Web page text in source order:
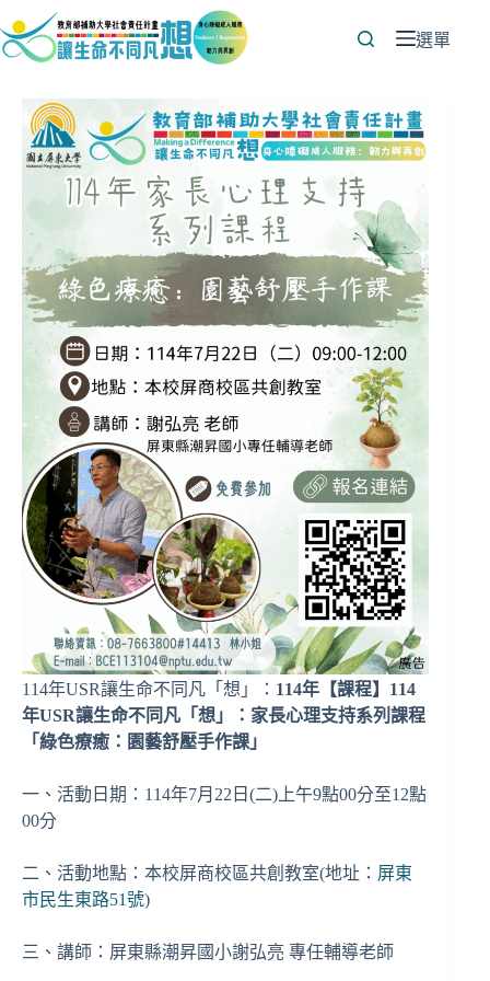
至
選單
114年USR讓生命不同凡「想」： 114年【課程】114
年USR讓生命不同凡「想」：家長心理支持系列課程
「綠色療癒：園藝舒壓手作課」
一、活動日期：114年7月22日(二)上午9點00分至12點
00分
二、活動地點：本校屏商校區共創教室(地址： 屏東
市民生東路51號)
三、講師：屏東縣潮昇國小謝弘亮 專任輔導老師